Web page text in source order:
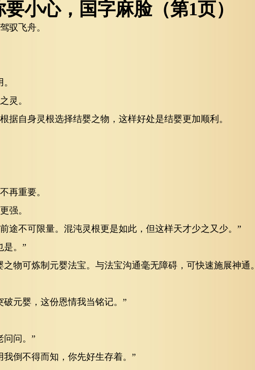
小心，国字麻脸（第1页）
驭飞舟。
灵。
自身灵根选择结婴之物，这样好处是结婴更加顺利。
再重要。
强。
途不可限量。混沌灵根更是如此，但这样天才少之又少。”
是。”
物可炼制元婴法宝。与法宝沟通毫无障碍，可快速施展神通。
元婴，这份恩情我当铭记。”
问问。”
倒不得而知，你先好生存着。”